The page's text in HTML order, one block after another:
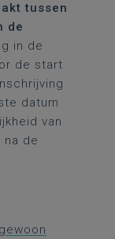
tussen
de
in de
de start
datum
van
na de